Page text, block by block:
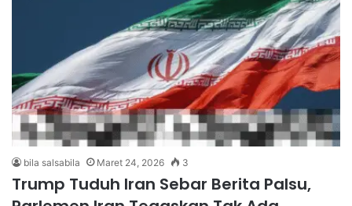
bila salsabila Maret 24, 2026 3
Trump Tuduh Iran Sebar Berita Palsu,